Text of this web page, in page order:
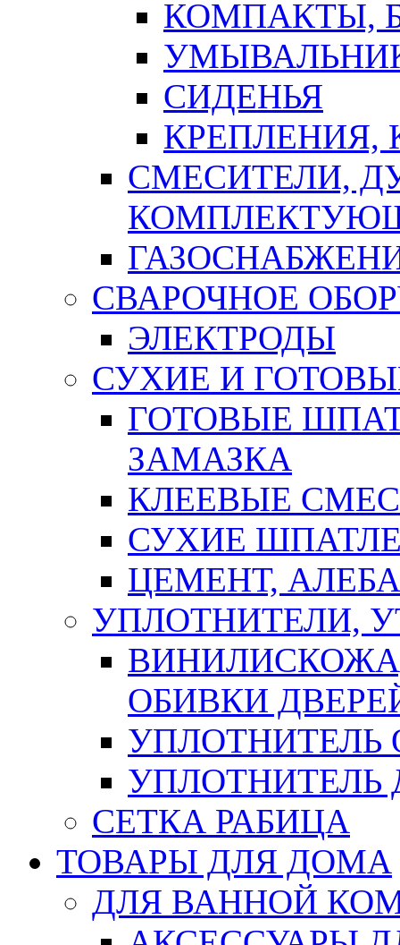
КОМПАКТЫ,
СИДЕНЬЯ
СМЕСИТЕЛИ,
СВАРОЧНОЕ
ЭЛЕКТРОДЫ
СУХИЕ И
ГОТОВЫЕ
ЗАМАЗКА
КЛЕЕВЫЕ
СУХИЕ
ЦЕМЕНТ,
УПЛОТНИТЕЛИ,
ОБИВКИ
УПЛОТНИТЕЛЬ
СЕТКА РАБИЦА
ТОВАРЫ ДЛЯ ДОМА
ДЛЯ ВАННОЙ